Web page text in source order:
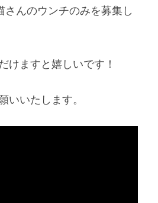
さんのウンチのみを募集し
けますと嬉しいです！
いいたします。